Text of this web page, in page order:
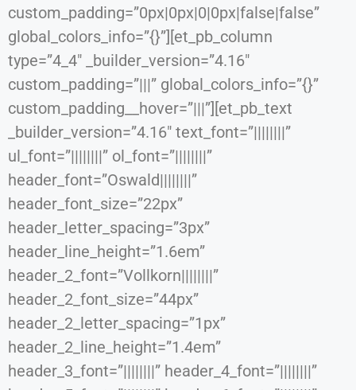
custom_padding=”0px|0px|0|0px|false|false”
global_colors_info=”{}”][et_pb_column
type=”4_4″ _builder_version=”4.16″
custom_padding=”|||” global_colors_info=”{}”
custom_padding__hover=”|||”][et_pb_text
_builder_version=”4.16″ text_font=”||||||||”
ul_font=”||||||||” ol_font=”||||||||”
header_font=”Oswald||||||||”
header_font_size=”22px”
header_letter_spacing=”3px”
header_line_height=”1.6em”
header_2_font=”Vollkorn||||||||”
header_2_font_size=”44px”
header_2_letter_spacing=”1px”
header_2_line_height=”1.4em”
header_3_font=”||||||||” header_4_font=”||||||||”